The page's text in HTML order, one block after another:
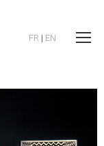
FR | EN